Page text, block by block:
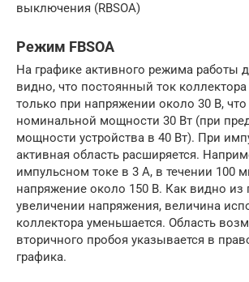
выключения (RBSOA)
Режим FBSOA
На графике активного режима работы
видно, что постоянный ток
только при напряжении около 30 В,
номинальной мощности 30 Вт (при
мощности устройства в 40 Вт). При
активная область расширяется.
импульсном токе в 3 A, в течении 100
напряжение около 150 В. Как видно из
увеличении напряжения, величина
коллектора уменьшается. Область
вторичного пробоя указывается в
графика.